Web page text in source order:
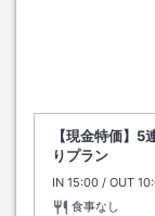
【現金特価】
りプラン
IN チェックイン
15:00 / OUT チ
食事なし